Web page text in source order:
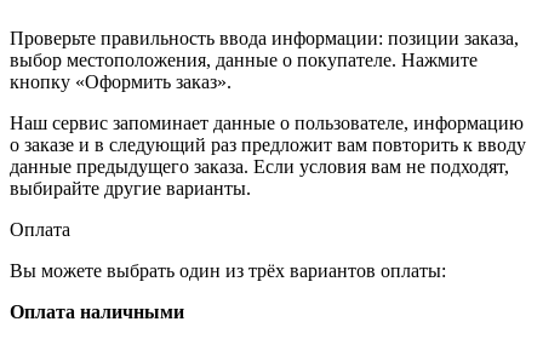
Проверьте правильность ввода информации: позиции заказа,
выбор местоположения, данные о покупателе. Нажмите
кнопку «Оформить заказ».
Наш сервис запоминает данные о пользователе, информацию
о заказе и в следующий раз предложит вам повторить к вводу
данные предыдущего заказа. Если условия вам не подходят,
выбирайте другие варианты.
Оплата
Вы можете выбрать один из трёх вариантов оплаты:
Оплата наличными